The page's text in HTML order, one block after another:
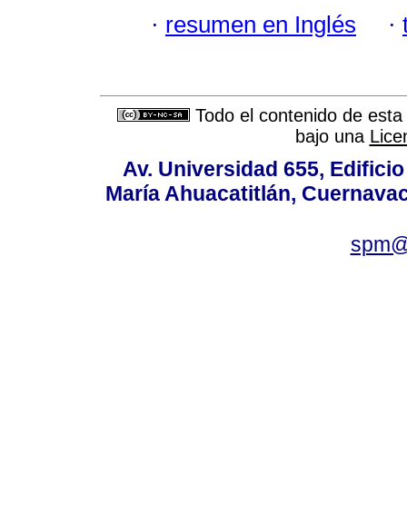
· resumen en Inglés ·
Todo el contenido de
bajo una
Av. Universidad 655,
María Ahuacatitlán,